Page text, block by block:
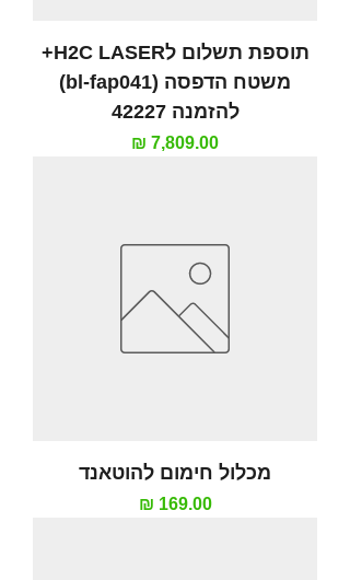
תוספת תשלום לH2C LASER+
משטח הדפסה (bl-fap041)
להזמנה 42227
מחיר
מכלול חימום להוטאנד
מחיר‏169.00 ‏₪